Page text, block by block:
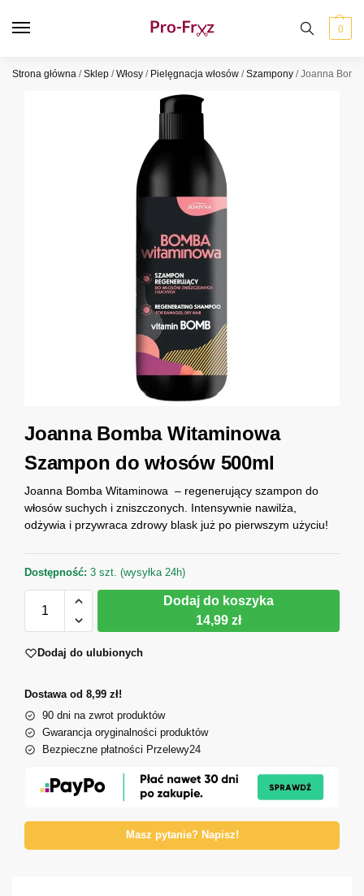
0
Strona główna /Sklep /Włosy / Pielęgnacja włosów /Szampony /Joanna
Joanna Bomba Witaminowa
Szampon do włosów 500ml
Joanna Bomba Witaminowa – regenerujący szampon do
włosów suchych i zniszczonych. Intensywnie nawilża,
odżywia i przywraca zdrowy blask już po pierwszym użyciu!
Dostępność: 3 szt. (wysyłka 24h)
Dodaj do koszyka
14,99 zł
Dodaj do ulubionych
Dostawa od 8,99 zł!
90 dni na zwrot produktów
Gwarancja oryginalności produktów
Bezpieczne płatności Przelewy24
Masz pytanie? Napisz!